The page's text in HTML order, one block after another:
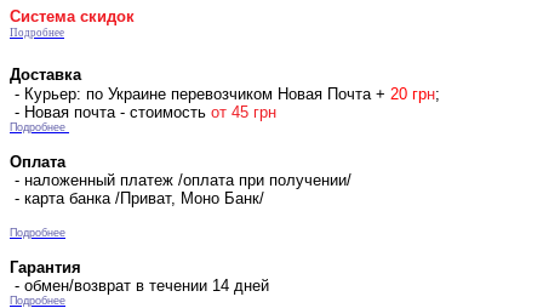
Система скидок
Подробнее
Доставка
- Курьер: по Украине перевозчиком Новая Почта + 20 грн;
- Новая почта - стоимость от 45 грн
Подробнее
Оплата
- наложенный платеж /оплата при получении/
- карта банка /Приват, Моно Банк/
Подробнее
Гарантия
- обмен/возврат в течении 14 дней
Подробнее